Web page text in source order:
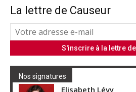
La lettre de Causeur
Nos signatures
Elisabeth Lévy